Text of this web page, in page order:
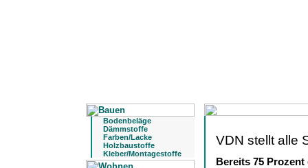
Bodenbeläge
Dämmstoffe
Farben/Lacke
Holzbaustoffe
Kleber/Montagestoffe
VDN stellt alle
Bereits 75